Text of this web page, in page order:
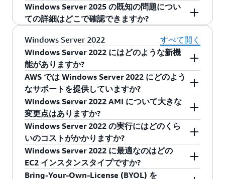
Dedicated Hosts に持ち込んだ場合、物理的に
お客様専用となるハードウェアを使用してい
ることになります。ソフトウェアアシュアラ
ンスまたはライセンスモビリティの特典なし
でライセンスを取得する方法の詳細について
は、よくある質問のこの
してください。Dedicated Hosts についての詳
細はDedicated Hosts の詳細に関するページ
を参照してください。 お客様には、
WorkSpaces サービスで生産性アプリケーシ
ョンを実行するためのオプションも複数あり
ます。Microsoft Office Pro Plus 2016 または
2019 は WorkSpaces アプリケーションバンド
ルの一部として入手できます。また、2023
年 8 月 1 日以降、お客様はエンタープライズ
Microsoft の 2022 年 10 月のライセンス変更によ
り、サービスプロバイダーは 2025 年 9 月 30 日
までしか AWS 上で独自の SPLA を使用すること
ができません。それ以降は、これらのお客様
は、モダナイズするか、AWS ライセンス付き製
品に移行する必要があります。
ーマンスが最大化されます。変更点の詳細につ
いては、「AWS Windows AMI のバージョン履
歴」を参照してください。
Windows Server 2025 AMI は Xen ベースのイン
スタンスはサポートしていません。レガシー
BIOS のみをサポートするベアメタルや u-* など
の Nitro インスタンスの場合は、BIOS- のプレフ
ィックスが付いた Windows Server 2025 AMI を
選択できます。ブートモードの詳細について
は、こちらのページ を参照してください。どの
インスタンスがワークロードに最適かについて
は、EC2 インスタンスタイプのページ
にアクセ
スしてください。
対して行ったライセンス変更の後にリリースさ
れたため、BYOL の対象にはなりません。独自の
サービスプロバイダーライセンス契約 (SPLA) を
使用する場合は、「独自の SPLA を使用できます
か?」を参照してください。Windows Server ライ
センスの詳細については、よくある質問のこち
らのセクションを参照してください。
Windows Server 2025 AMI は、AWS のすべての
商用リージョンと AWS GovCloud (米国) リージ
ョンでご利用いただけます。
Windows Server 2025 の既知の問題につい
ての詳細はどこで確認できますか?
Windows Server 2025 AMI は Credential Guard の
有効化をサポートしていません。AWS Systems
Manager Session Manager を使用するときにも問
題が発生する可能性があります。詳細について
は、「Amazon EC2 Windows インスタンスに関
する問題のトラブルシューティング」を参照し
てください。
Windows Server 2022
すべて開く
Windows Server 2022 にはどのような新機
能がありますか?
Microsoft Windows Server 2022 は、パフォーマ
ンス、接続性、セキュリティの面でさまざまな
機能を備え、改善されています。AWS のお客様
は、AWS が提供する伸縮性と幅広いリソースを
活用することで、EC2 での Windows Server
2022 の実行を最大限に活用することができま
す。AWS が提供する Windows AMI にアクセスす
ることで、Windows Server 2022 のさまざまな
AWS では Windows Server 2022 にどのよう
なサポートを提供していますか?
AWS では、Windows Server 2022、Windows
Server 2022 のコンテナ、Windows Server 2022
の SQL Server 2019 と SQL Server 2017 を含むい
くつかの新しい AMI を利用できるようにしまし
た。これらの AMI は、AWS によって定期的に更
新されます。インスタンスは Amazon EC2 コン
Windows Server 2022 AMI について大きな
変更点はありますか?
AWS の Windows Server 2022 は、以前の
Windows Server OS バージョンと同じ標準的な
使用メカニズムに従います。すべての Windows
Server 2022 AMI には、最新の AWS 起動エージ
Windows Server 2022 の実行にはどのくら
いのコストがかかりますか?
Windows Server 2022 インスタンスは、
Windows Server 向けの標準の EC2 の料金に基づ
Windows Server 2022 に最適なのはどの
EC2 インスタンスタイプですか?
Bring-Your-Own-License (BYOL) を